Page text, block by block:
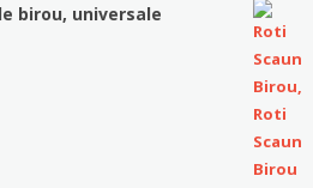
birou, universale